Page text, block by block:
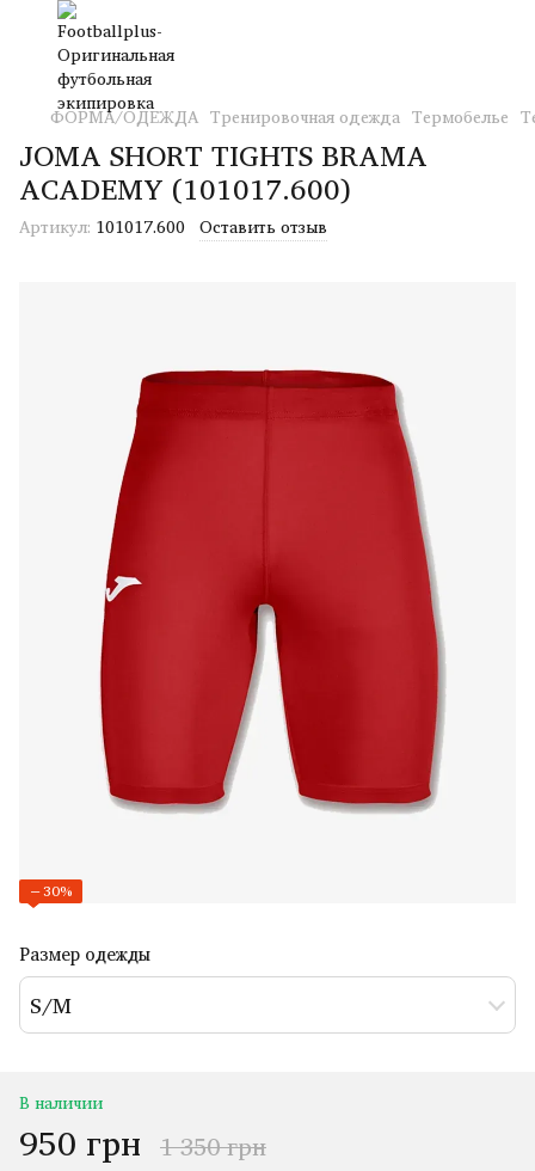
ФОРМА/ОДЕЖДА Тренировочная одежда Термобелье
JOMA SHORT TIGHTS BRAMA
ACADEMY (101017.600)
Артикул: 101017.600 Оставить отзыв
−30%
Размер одежды
S/M
В наличии
950 грн 1 350 грн